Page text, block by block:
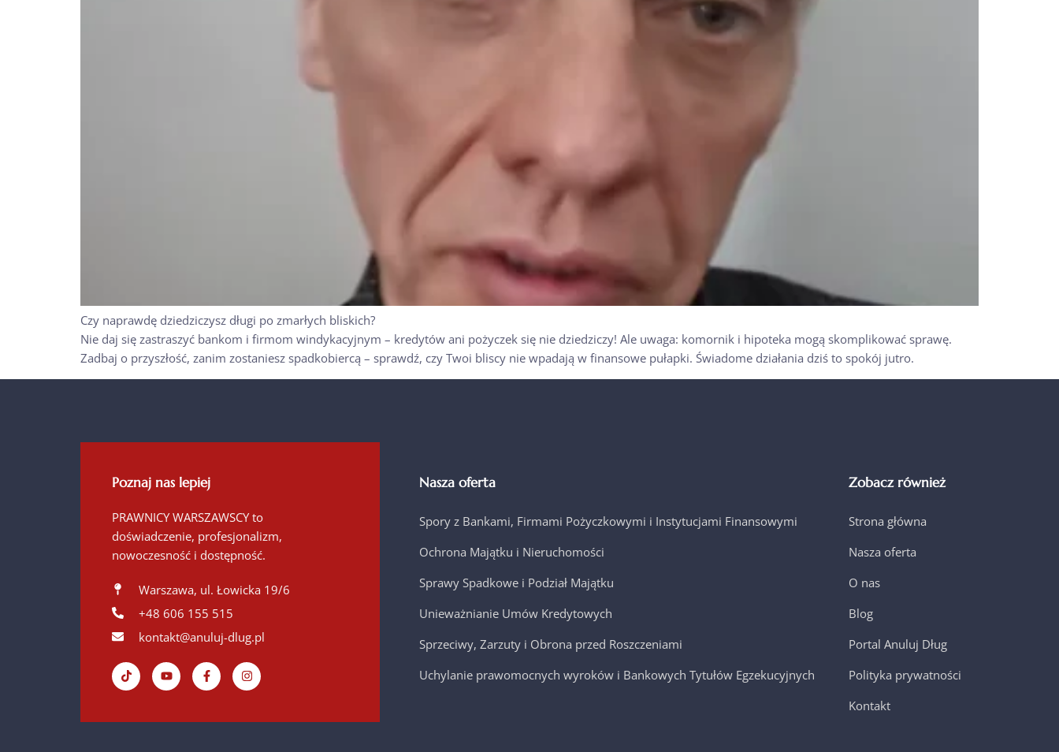
Czy naprawdę dziedziczysz długi po zmarłych bliskich?
Nie daj się zastraszyć bankom i firmom windykacyjnym – kredytów ani pożyczek się nie dziedziczy! Ale uwaga: komornik i hipoteka mogą skomplikować sprawę.
Zadbaj o przyszłość, zanim zostaniesz spadkobiercą – sprawdź, czy Twoi bliscy nie wpadają w finansowe pułapki. Świadome działania dziś to spokój jutro.
Poznaj nas lepiej
PRAWNICY WARSZAWSCY to
doświadczenie, profesjonalizm,
nowoczesność i dostępność.
Warszawa, ul. Łowicka 19/6
+48 606 155 515
kontakt@anuluj-dlug.pl
Nasza oferta
Spory z Bankami, Firmami Pożyczkowymi i Instytucjami Finansowymi
Ochrona Majątku i Nieruchomości
Sprawy Spadkowe i Podział Majątku
Unieważnianie Umów Kredytowych
Sprzeciwy, Zarzuty i Obrona przed Roszczeniami
Uchylanie prawomocnych wyroków i Bankowych Tytułów Egzekucyjnych
Zobacz również
Strona główna
Nasza oferta
O nas
Blog
Portal Anuluj Dług
Polityka prywatności
Kontakt